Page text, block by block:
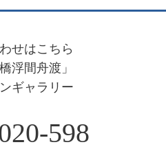
せはこちら
浮間舟渡」
ギャラリー
598